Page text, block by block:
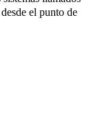
el punto de